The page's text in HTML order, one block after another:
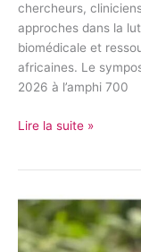
chercheurs,
approches dans la
biomédicale et
africaines. Le
2026 à l’amphi 700
Lire la suite »
Angara
Binga
Nnam